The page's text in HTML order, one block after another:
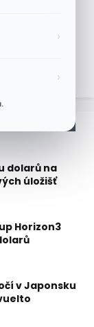
›
›
dolarů na
úložišť
Horizon3
v Japonsku